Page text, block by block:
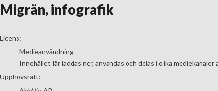
Migrän, infografik
go to media item
Licens:
Medieanvändning
Innehållet får laddas ner, användas och delas i olika
Upphovsrätt: